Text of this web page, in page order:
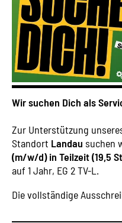
Wir suchen Dich als
Zur Unterstützung
Standort Landau suchen
(m/w/d) in Teilzeit (19,5
auf 1 Jahr, EG 2 TV-L.
Die vollständige